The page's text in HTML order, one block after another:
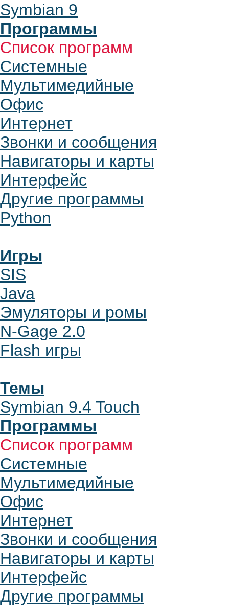
Symbian 9
Программы
Список программ
Системные
Мультимедийные
Офис
Интернет
Звонки и сообщения
Навигаторы и карты
Интерфейс
Другие программы
Python
Игры
SIS
Java
Эмуляторы и ромы
N-Gage 2.0
Flash игры
Темы
Symbian 9.4 Touch
Программы
Список программ
Системные
Мультимедийные
Офис
Интернет
Звонки и сообщения
Навигаторы и карты
Интерфейс
Другие программы